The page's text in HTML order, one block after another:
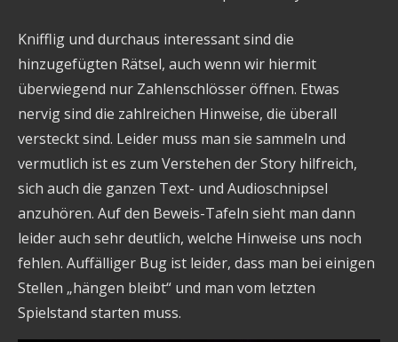
Knifflig und durchaus interessant sind die
hinzugefügten Rätsel, auch wenn wir hiermit
überwiegend nur Zahlenschlösser öffnen. Etwas
nervig sind die zahlreichen Hinweise, die überall
versteckt sind. Leider muss man sie sammeln und
vermutlich ist es zum Verstehen der Story hilfreich,
sich auch die ganzen Text- und Audioschnipsel
anzuhören. Auf den Beweis-Tafeln sieht man dann
leider auch sehr deutlich, welche Hinweise uns noch
fehlen. Auffälliger Bug ist leider, dass man bei einigen
Stellen „hängen bleibt“ und man vom letzten
Spielstand starten muss.